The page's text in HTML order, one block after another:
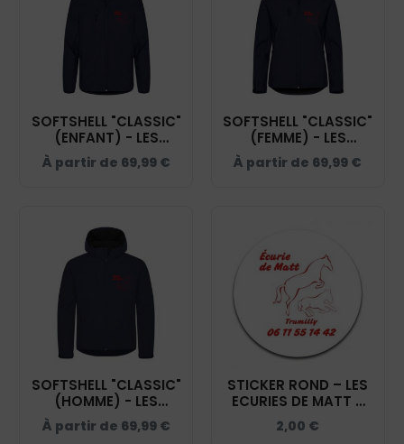
SOFTSHELL "CLASSIC"
(ENFANT) - LES
ECURIES DE MATT -
NAVY - 0200909
À partir de 69,99 €
SOFTSHELL "CLASSIC"
(FEMME) - LES
ECURIES DE MATT -
NAVY - 0200917
À partir de 69,99 €
SOFTSHELL "CLASSIC"
(HOMME) - LES
ECURIES DE MATT -
NAVY - 0200912
À partir de 69,99 €
STICKER ROND – LES
ECURIES DE MATT –
STI001
2,00 €